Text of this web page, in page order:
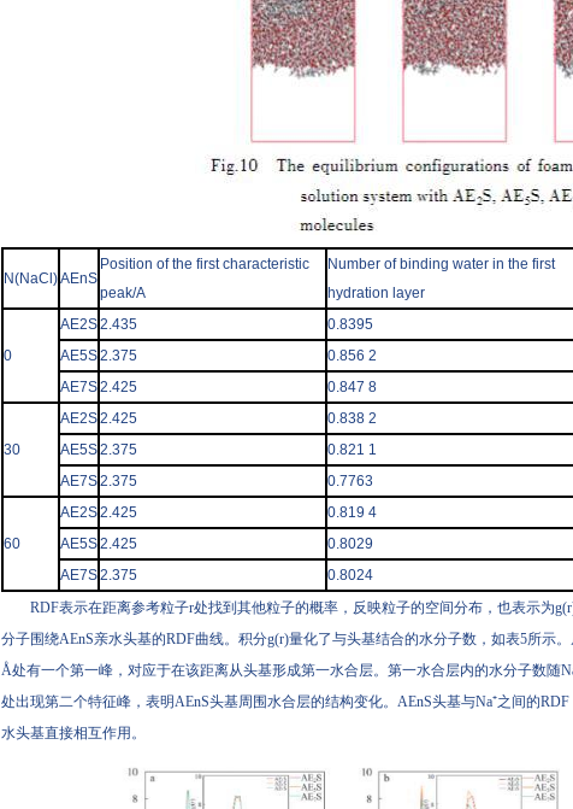
N(NaCl)AEnS
Position of the first characteristic
peak/A
Number of binding water in the first
hydration layer
0
AE2S2.435 0.8395
AE5S2.375 0.856 2
AE7S2.425 0.847 8
30
AE2S2.425 0.838 2
AE5S2.375 0.821 1
AE7S2.375 0.7763
60
AE2S2.425 0.819 4
AE5S2.425 0.8029
AE7S2.375 0.8024
RDF表示在距离参考粒子r处找到其他粒子的概率，反映粒子的空间分布，也表示为
分子围绕AEnS亲水头基的RDF曲线。积分g(r)量化了与头基结合的水分子数，如表5所示
Å处有一个第一峰，对应于在该距离从头基形成第一水合层。第一水合层内的水分子数随
处出现第二个特征峰，表明AEnS头基周围水合层的结构变化。AEnS头基与Na⁺之间的
水头基直接相互作用。